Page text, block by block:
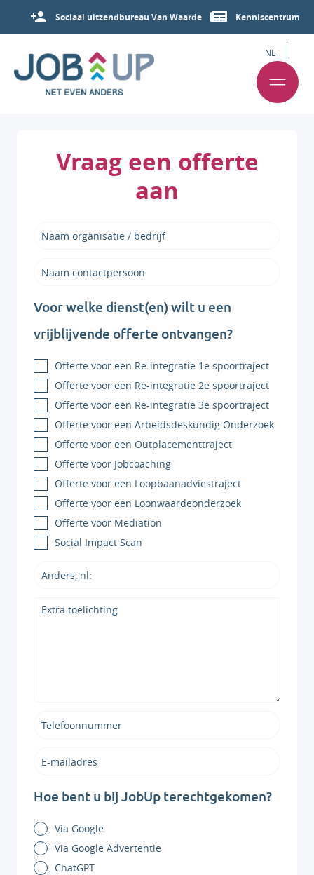
Sociaal uitzendbureau Van Waarde Kenniscentrum
NL
Vraag een offerte
aan
Voor welke dienst(en) wilt u een
vrijblijvende offerte ontvangen?
Offerte voor een Re-integratie 1e spoortraject
Offerte voor een Re-integratie 2e spoortraject
Offerte voor een Re-integratie 3e spoortraject
Offerte voor een Arbeidsdeskundig Onderzoek
Offerte voor een Outplacementtraject
Offerte voor Jobcoaching
Offerte voor een Loopbaanadviestraject
Offerte voor een Loonwaardeonderzoek
Offerte voor Mediation
Social Impact Scan
Hoe bent u bij JobUp terechtgekomen?
Via Google
Via Google Advertentie
ChatGPT